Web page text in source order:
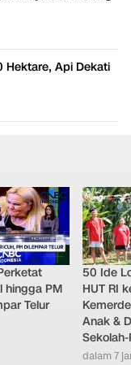
Hektare, Api Dekati
hingga PM
Telur
50 Ide
HUT RI
Anak &
dalam 7